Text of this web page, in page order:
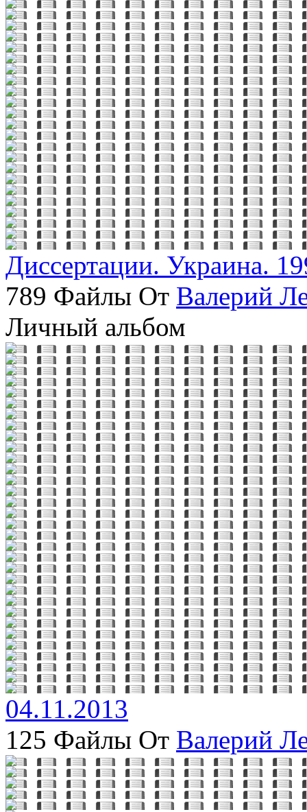
Диссертации. Украина.
789 Файлы От Валерий
Личный альбом
04.11.2013
125 Файлы От Валерий